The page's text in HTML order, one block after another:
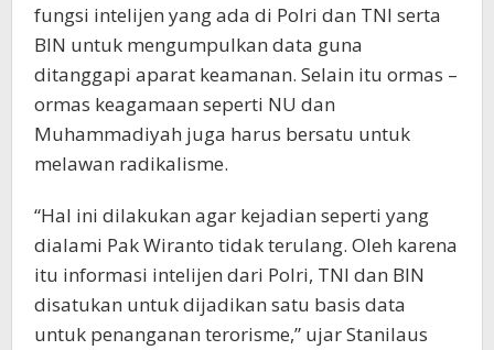
fungsi intelijen yang ada di Polri dan TNI serta
BIN untuk mengumpulkan data guna
ditanggapi aparat keamanan. Selain itu ormas –
ormas keagamaan seperti NU dan
Muhammadiyah juga harus bersatu untuk
melawan radikalisme.
“Hal ini dilakukan agar kejadian seperti yang
dialami Pak Wiranto tidak terulang. Oleh karena
itu informasi intelijen dari Polri, TNI dan BIN
disatukan untuk dijadikan satu basis data
untuk penanganan terorisme,” ujar Stanilaus